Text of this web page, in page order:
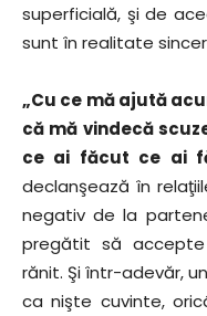
superficială, şi de
sunt în realitate
„Cu ce mă ajută
că mă vindecă
ce ai făcut ce ai
declanşează în
negativ de la
pregătit să
rănit. Şi într-adevăr,
ca nişte cuvinte,